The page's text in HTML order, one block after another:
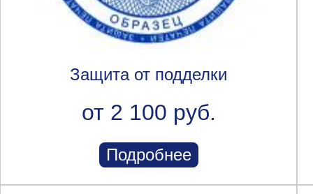
Защита от подделки
от 2 100 руб.
Подробнее